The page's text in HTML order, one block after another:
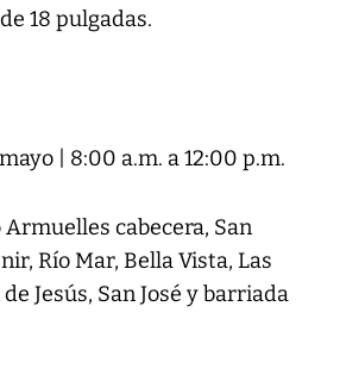
18 pulgadas.
| 8:00 a.m. a 12:00 p.m.
cabecera, San
Río Mar, Bella Vista, Las
Jesús, San José y barriada